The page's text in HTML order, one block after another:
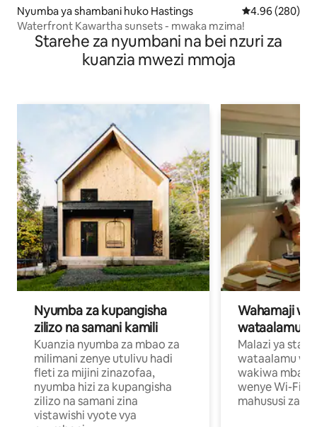
Nyumba ya shambani huko Hastings Ukadiriaji wa
4.96 (280)
Waterfront Kawartha sunsets - mwaka mzima!
Starehe za nyumbani na bei nzuri za
kuanzia mwezi mmoja
Nyumba za kupangisha
zilizo na samani kamili
Kuanzia nyumba za mbao za
milimani zenye utulivu hadi
fleti za mijini zinazofaa,
nyumba hizi za kupangisha
zilizo na samani zina
vistawishi vyote vya
Wahamaji
wataalamu
Malazi ya
wataalamu
wakiwa mbali
wenye Wi-Fi
mahususi za